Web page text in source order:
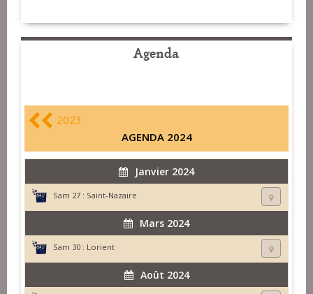
Agenda
2023
AGENDA 2024
Janvier 2024
Sam 27 : Saint-Nazaire
Mars 2024
Sam 30 : Lorient
Août 2024